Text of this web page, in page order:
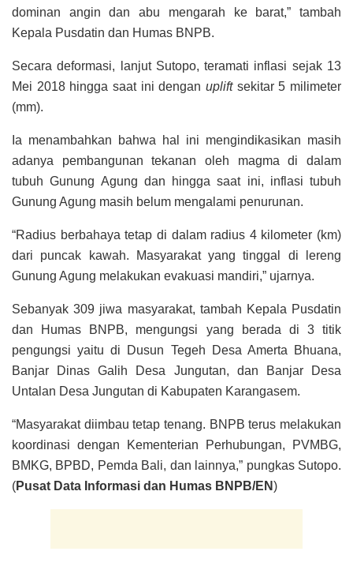
dominan angin dan abu mengarah ke barat,” tambah
Kepala Pusdatin dan Humas BNPB.
Secara deformasi, lanjut Sutopo, teramati inflasi sejak 13
Mei 2018 hingga saat ini dengan upliftsekitar 5 milimeter
(mm).
Ia menambahkan bahwa hal ini mengindikasikan masih
adanya pembangunan tekanan oleh magma di dalam
tubuh Gunung Agung dan hingga saat ini, inflasi tubuh
Gunung Agung masih belum mengalami penurunan.
“Radius berbahaya tetap di dalam radius 4 kilometer (km)
dari puncak kawah. Masyarakat yang tinggal di lereng
Gunung Agung melakukan evakuasi mandiri,” ujarnya.
Sebanyak 309 jiwa masyarakat, tambah Kepala Pusdatin
dan Humas BNPB, mengungsi yang berada di 3 titik
pengungsi yaitu di Dusun Tegeh Desa Amerta Bhuana,
Banjar Dinas Galih Desa Jungutan, dan Banjar Desa
Untalan Desa Jungutan di Kabupaten Karangasem.
“Masyarakat diimbau tetap tenang. BNPB terus melakukan
koordinasi dengan Kementerian Perhubungan, PVMBG,
BMKG, BPBD, Pemda Bali, dan lainnya,” pungkas Sutopo.
(Pusat Data Informasi dan Humas BNPB/EN)